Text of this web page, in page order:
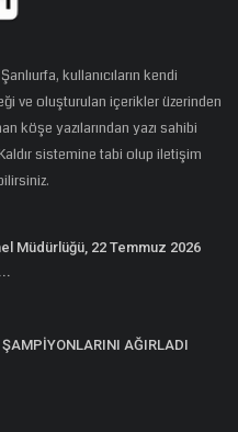
kullanıcıların kendi
ve oluşturulan içerikler üzerinden
köşe yazılarından yazı sahibi
sistemine tabi olup iletişim
Müdürlüğü, 22 Temmuz 2026
AĞIRLADI